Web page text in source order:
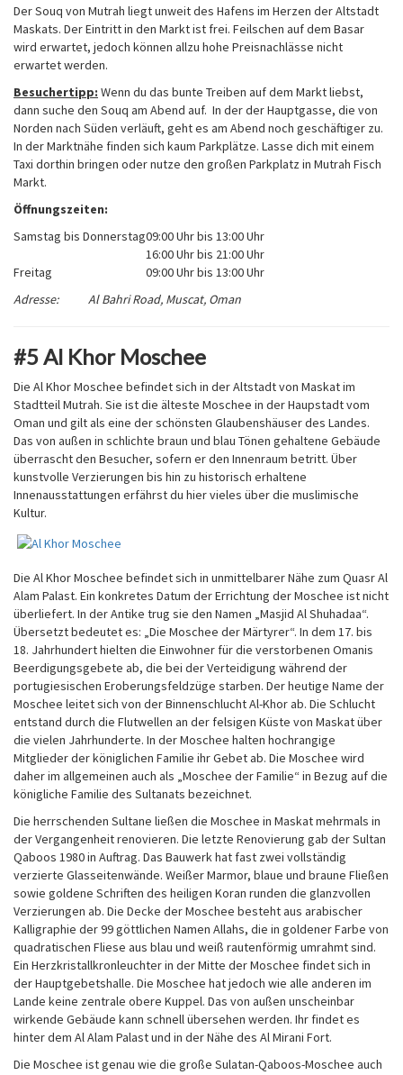
Der Souq von Mutrah liegt unweit des Hafens im Herzen der Altstadt
Maskats. Der Eintritt in den Markt ist frei. Feilschen auf dem Basar
wird erwartet, jedoch können allzu hohe Preisnachlässe nicht
erwartet werden.
Besuchertipp: Wenn du das bunte Treiben auf dem Markt liebst,
dann suche den Souq am Abend auf. In der der Hauptgasse, die von
Norden nach Süden verläuft, geht es am Abend noch geschäftiger zu.
In der Marktnähe finden sich kaum Parkplätze. Lasse dich mit einem
Taxi dorthin bringen oder nutze den großen Parkplatz in Mutrah Fisch
Markt.
Öffnungszeiten:
Samstag bis Donnerstag09:00 Uhr bis 13:00 Uhr
16:00 Uhr bis 21:00 Uhr
Freitag
09:00 Uhr bis 13:00 Uhr
Adresse: Al Bahri Road, Muscat, Oman
#5 Al Khor Moschee
Die Al Khor Moschee befindet sich in der Altstadt von Maskat im
Stadtteil Mutrah. Sie ist die älteste Moschee in der Haupstadt vom
Oman und gilt als eine der schönsten Glaubenshäuser des Landes.
Das von außen in schlichte braun und blau Tönen gehaltene Gebäude
überrascht den Besucher, sofern er den Innenraum betritt. Über
kunstvolle Verzierungen bis hin zu historisch erhaltene
Innenausstattungen erfährst du hier vieles über die muslimische
Kultur.
Die Al Khor Moschee befindet sich in unmittelbarer Nähe zum Quasr Al
Alam Palast. Ein konkretes Datum der Errichtung der Moschee ist nicht
überliefert. In der Antike trug sie den Namen „Masjid Al Shuhadaa“.
Übersetzt bedeutet es: „Die Moschee der Märtyrer“. In dem 17. bis
18. Jahrhundert hielten die Einwohner für die verstorbenen Omanis
Beerdigungsgebete ab, die bei der Verteidigung während der
portugiesischen Eroberungsfeldzüge starben. Der heutige Name der
Moschee leitet sich von der Binnenschlucht Al-Khor ab. Die Schlucht
entstand durch die Flutwellen an der felsigen Küste von Maskat über
die vielen Jahrhunderte. In der Moschee halten hochrangige
Mitglieder der königlichen Familie ihr Gebet ab. Die Moschee wird
daher im allgemeinen auch als „Moschee der Familie“ in Bezug auf die
königliche Familie des Sultanats bezeichnet.
Die herrschenden Sultane ließen die Moschee in Maskat mehrmals in
der Vergangenheit renovieren. Die letzte Renovierung gab der Sultan
Qaboos 1980 in Auftrag. Das Bauwerk hat fast zwei vollständig
verzierte Glasseitenwände. Weißer Marmor, blaue und braune Fließen
sowie goldene Schriften des heiligen Koran runden die glanzvollen
Verzierungen ab. Die Decke der Moschee besteht aus arabischer
Kalligraphie der 99 göttlichen Namen Allahs, die in goldener Farbe von
quadratischen Fliese aus blau und weiß rautenförmig umrahmt sind.
Ein Herzkristallkronleuchter in der Mitte der Moschee findet sich in
der Hauptgebetshalle. Die Moschee hat jedoch wie alle anderen im
Lande keine zentrale obere Kuppel. Das von außen unscheinbar
wirkende Gebäude kann schnell übersehen werden. Ihr findet es
hinter dem Al Alam Palast und in der Nähe des Al Mirani Fort.
Die Moschee ist genau wie die große Sulatan-Qaboos-Moschee auch